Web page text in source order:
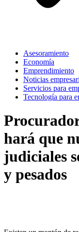
Asesoramiento
Economía
Emprendimiento
Noticias
Servicios para
Tecnología para
hará que
judiciales
y pesados